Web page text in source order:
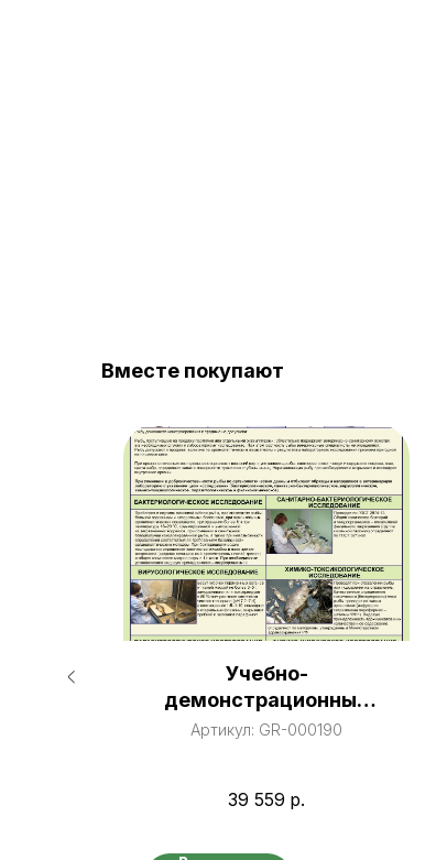
Вместе покупают
Учебно-
демонстрационные
стенды по
Артикул: GR-000190
39 559 р.